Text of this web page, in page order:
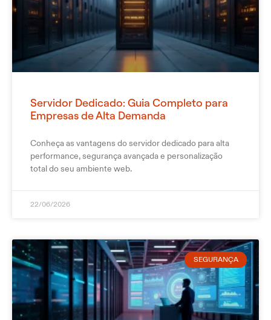
Servidor Dedicado: Guia Completo para
Empresas de Alta Demanda
Conheça as vantagens do servidor dedicado para alta
performance, segurança avançada e personalização
total do seu ambiente web.
22/06/2026
SEGURANÇA